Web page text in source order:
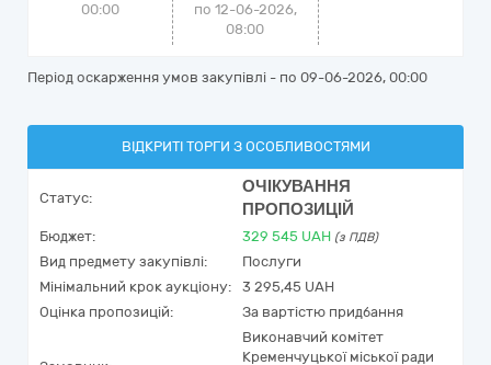
00:00
по 12-06-2026,
08:00
Період оскарження умов закупівлі - по 09-06-2026, 00:00
ВІДКРИТІ ТОРГИ З ОСОБЛИВОСТЯМИ
Статус:
ОЧІКУВАННЯ
ПРОПОЗИЦІЙ
Бюджет: 329 545 UAH (з ПДВ)
Вид предмету закупівлі:
Послуги
Мінімальний крок аукціону:
3 295,45 UAH
Оцінка пропозицій:
За вартістю придбання
Виконавчий комітет
Кременчуцької міської ради